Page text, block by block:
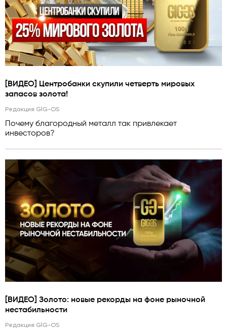
[ВИДЕО] Центробанки скупили четверть мировых
запасов золота!
Редакция GlG-OS
Почему благородный металл так привлекает
инвесторов?
[ВИДЕО] Золото: новые рекорды на фоне рыночной
нестабильности
Редакция GlG-OS